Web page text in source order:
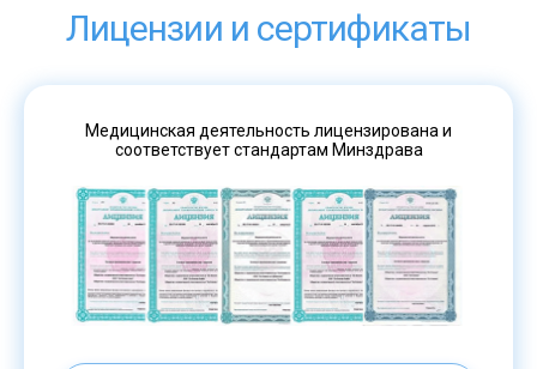
Лицензии и сертификаты
Медицинская деятельность лицензирована и
соответствует стандартам Минздрава